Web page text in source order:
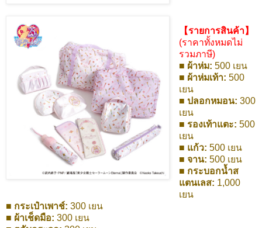
【รายการสินค้า】
(ราคาทั้งหมดไม่
รวมภาษี)
■ ผ้าห่ม: 500 เยน
■ ผ้าห่มเท้า: 500
เยน
■ ปลอกหมอน: 300
เยน
■ รองเท้าแตะ: 500
เยน
■ แก้ว: 500 เยน
■ จาน: 500 เยน
■ กระบอกน้ำส
แตนเลส: 1,000
เยน
■ กระเป๋าเพาช์: 300 เยน
■ ผ้าเช็ดมือ: 300 เยน